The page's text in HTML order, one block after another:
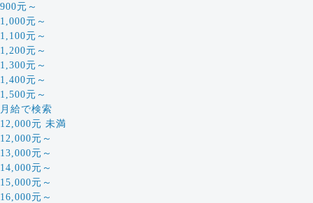
900元～
1,000元～
1,100元～
1,200元～
1,300元～
1,400元～
1,500元～
月給で検索
12,000元 未満
12,000元～
13,000元～
14,000元～
15,000元～
16,000元～